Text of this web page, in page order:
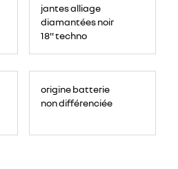
jantes alliage
diamantées noir
18'' techno
origine batterie
non différenciée